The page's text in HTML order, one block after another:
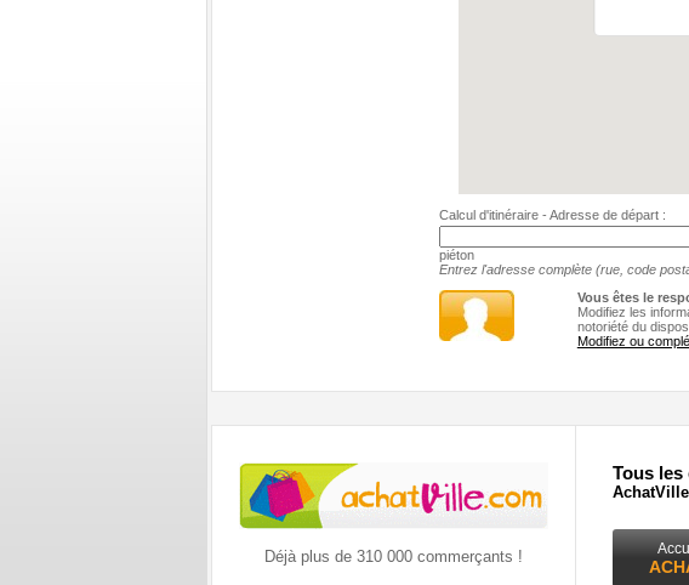
Calcul d'itinéraire - Adresse de départ :
piéton
Entrez l'adresse complète (rue, code
Vous êtes le
Modifiez les
notoriété du
Modifiez ou
Déjà plus de 310 000 commerçants !
Tous